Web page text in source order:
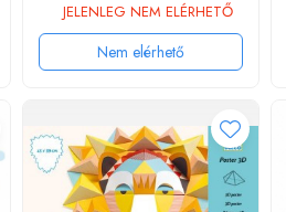
JELENLEG NEM ELÉRHETŐ
Nem elérhető